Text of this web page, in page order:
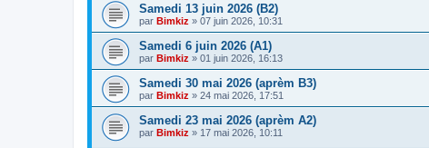
Samedi 13 juin 2026 (B2)
par Bimkiz » 07 juin 2026, 10:31
Samedi 6 juin 2026 (A1)
par Bimkiz » 01 juin 2026, 16:13
Samedi 30 mai 2026 (aprèm B3)
par Bimkiz » 24 mai 2026, 17:51
Samedi 23 mai 2026 (aprèm A2)
par Bimkiz » 17 mai 2026, 10:11